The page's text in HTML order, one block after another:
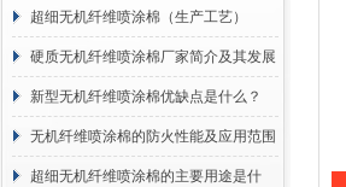
超细无机纤维喷涂棉（生产工艺）
硬质无机纤维喷涂棉厂家简介及其发展
概述
新型无机纤维喷涂棉优缺点是什么？
无机纤维喷涂棉的防火性能及应用范围
超细无机纤维喷涂棉的主要用途是什